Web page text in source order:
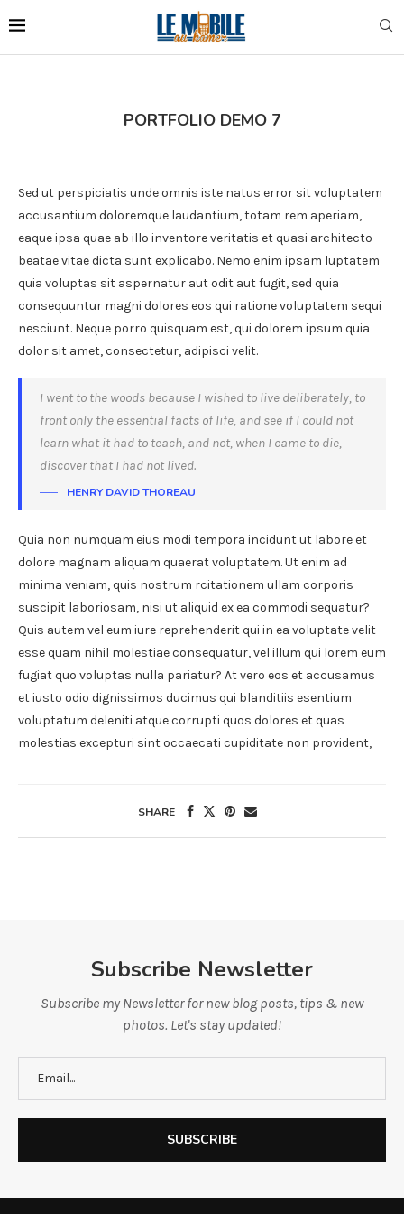
PORTFOLIO DEMO 7
Sed ut perspiciatis unde omnis iste natus error sit voluptatem
accusantium doloremque laudantium, totam rem aperiam,
eaque ipsa quae ab illo inventore veritatis et quasi architecto
beatae vitae dicta sunt explicabo. Nemo enim ipsam luptatem
quia voluptas sit aspernatur aut odit aut fugit, sed quia
consequuntur magni dolores eos qui ratione voluptatem sequi
nesciunt. Neque porro quisquam est, qui dolorem ipsum quia
dolor sit amet, consectetur, adipisci velit.
I went to the woods because I wished to live deliberately, to
front only the essential facts of life, and see if I could not
learn what it had to teach, and not, when I came to die,
discover that I had not lived.
HENRY DAVID THOREAU
Quia non numquam eius modi tempora incidunt ut labore et
dolore magnam aliquam quaerat voluptatem. Ut enim ad
minima veniam, quis nostrum rcitationem ullam corporis
suscipit laboriosam, nisi ut aliquid ex ea commodi sequatur?
Quis autem vel eum iure reprehenderit qui in ea voluptate velit
esse quam nihil molestiae consequatur, vel illum qui lorem eum
fugiat quo voluptas nulla pariatur? At vero eos et accusamus
et iusto odio dignissimos ducimus qui blanditiis esentium
voluptatum deleniti atque corrupti quos dolores et quas
molestias excepturi sint occaecati cupiditate non provident,
SHARE
Subscribe Newsletter
Subscribe my Newsletter for new blog posts, tips & new
photos. Let's stay updated!